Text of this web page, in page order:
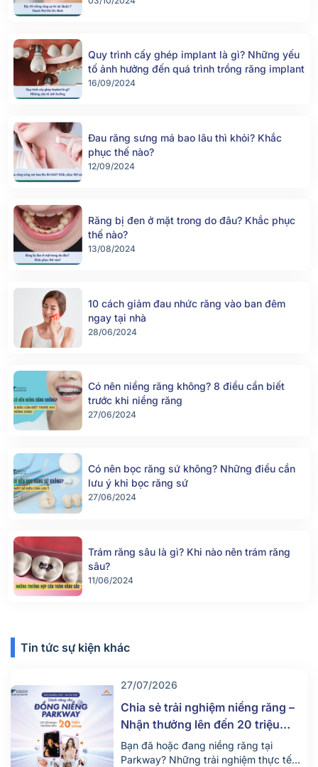
Quy trình cấy ghép implant là gì? Những yếu
tố ảnh hưởng đến quá trình trồng răng implant
16/09/2024
Đau răng sưng má bao lâu thì khỏi? Khắc
phục thế nào?
12/09/2024
Răng bị đen ở mặt trong do đâu? Khắc phục
thế nào?
13/08/2024
10 cách giảm đau nhức răng vào ban đêm
ngay tại nhà
28/06/2024
Có nên niềng răng không? 8 điều cần biết
trước khi niềng răng
27/06/2024
Có nên bọc răng sứ không? Những điều cần
lưu ý khi bọc răng sứ
27/06/2024
Trám răng sâu là gì? Khi nào nên trám răng
sâu?
11/06/2024
Tin tức sự kiện khác
27/07/2026
Chia sẻ trải nghiệm niềng răng –
Nhận thưởng lên đến 20 triệu
đồng
Bạn đã hoặc đang niềng răng tại
Parkway? Những trải nghiệm thực tế